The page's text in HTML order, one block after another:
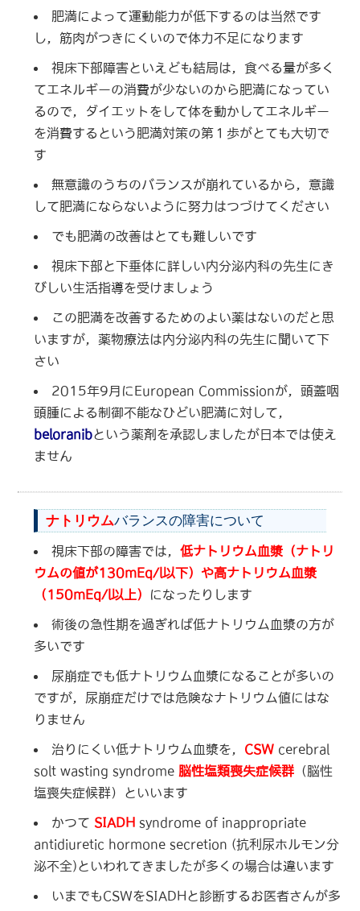
肥満によって運動能力が低下するのは当然です
し，筋肉がつきにくいので体力不足になります
視床下部障害といえども結局は，食べる量が多く
てエネルギーの消費が少ないのから肥満になってい
るので，ダイエットをして体を動かしてエネルギー
を消費するという肥満対策の第１歩がとても大切で
す
無意識のうちのバランスが崩れているから，意識
して肥満にならないように努力はつづけてください
でも肥満の改善はとても難しいです
視床下部と下垂体に詳しい内分泌内科の先生にき
びしい生活指導を受けましょう
この肥満を改善するためのよい薬はないのだと思
いますが，薬物療法は内分泌内科の先生に聞いて下
さい
2015年9月にEuropean Commissionが，頭蓋咽
頭腫による制御不能なひどい肥満に対して，
beloranibという薬剤を承認しましたが日本では使え
ません
ナトリウムバランスの障害について
視床下部の障害では，低ナトリウム血漿（ナトリ
ウムの値が130mEq/l以下）や高ナトリウム血漿
（150mEq/l以上）
になったりします
術後の急性期を過ぎれば低ナトリウム血漿の方が
多いです
尿崩症でも低ナトリウム血漿になることが多いの
ですが，尿崩症だけでは危険なナトリウム値にはな
りません
治りにくい低ナトリウム血漿を， CSW cerebral
solt wasting syndrome 脳性塩類喪失症候群 （脳性
塩喪失症候群）
といいます
かつて SIADH syndrome of inappropriate
antidiuretic hormone secretion (抗利尿ホルモン分
泌不全)といわれてきましたが多くの場合は違います
いまでもCSWをSIADHと診断するお医者さんが多